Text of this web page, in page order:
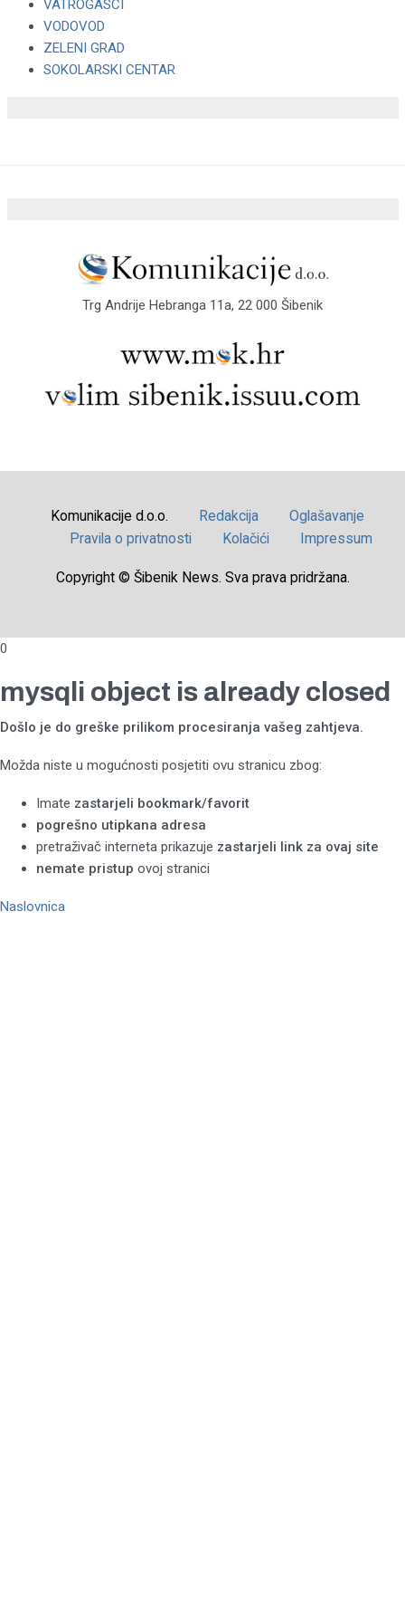
VATROGASCI
VODOVOD
ZELENI GRAD
SOKOLARSKI CENTAR
Trg Andrije Hebranga 11a, 22 000 Šibenik
Komunikacije d.o.o. Redakcija
Oglašavanje
Pravila o privatnosti
Kolačići Impressum
Copyright © Šibenik News. Sva prava pridržana.
0
mysqli object is already closed
Došlo je do greške prilikom procesiranja vašeg zahtjeva.
Možda niste u mogućnosti posjetiti ovu stranicu zbog:
Imate zastarjeli bookmark/favorit
pogrešno utipkana adresa
pretraživač interneta prikazuje zastarjeli link za ovaj site
nemate pristup ovoj stranici
Naslovnica